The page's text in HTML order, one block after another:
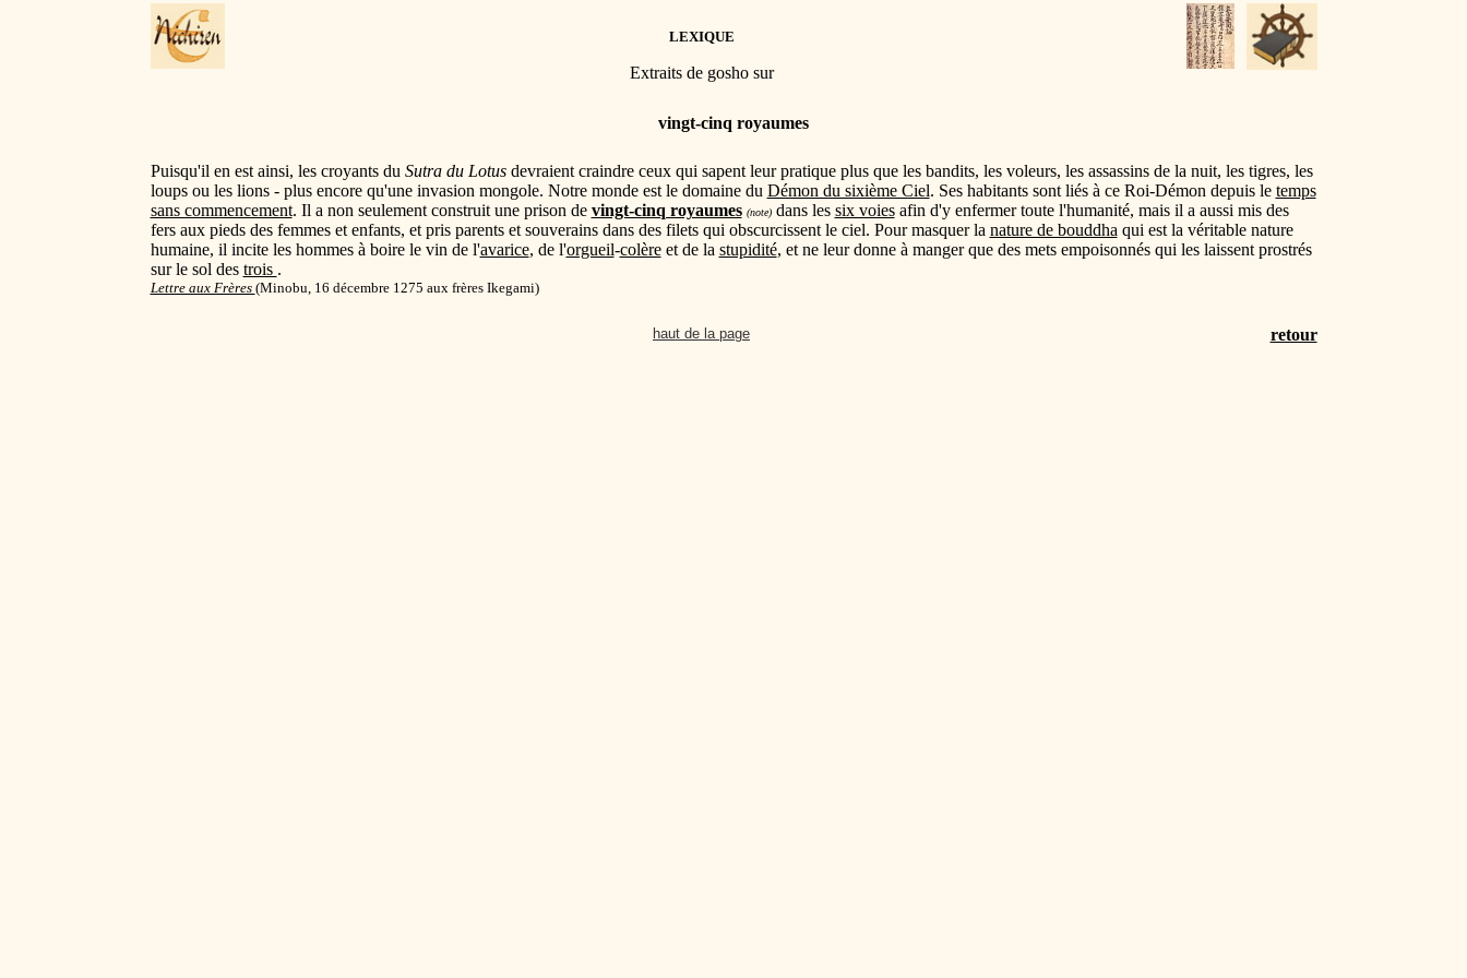
LEXIQUE
Extraits de gosho sur
vingt-cinq royaumes
Puisqu'il en est ainsi, les croyants du Sutra du Lotusdevraient craindre ceux qui sapent leur pratique plus que les bandits, les voleurs, les assassins de la nuit, les tigres, les
loups ou les lions - plus encore qu'une invasion mongole. Notre monde est le domaine du Démon du sixième Ciel. Ses habitants sont liés à ce Roi-Démon depuis le temps
sans commencement. Il a non seulement construit une prison de vingt-cinq royaumes (note)dans les six voiesafin d'y enfermer toute l'humanité, mais il a aussi mis des
fers aux pieds des femmes et enfants, et pris parents et souverains dans des filets qui obscurcissent le ciel. Pour masquer la nature de bouddha qui est la véritable nature
humaine, il incite les hommes à boire le vin de l'avarice, de l'orgueil-colèreet de la stupidité, et ne leur donne à manger que des mets empoisonnés qui les laissent prostrés
sur le sol des trois .
Lettre aux Frères (Minobu, 16 décembre 1275 aux frères Ikegami)
haut de la page retour